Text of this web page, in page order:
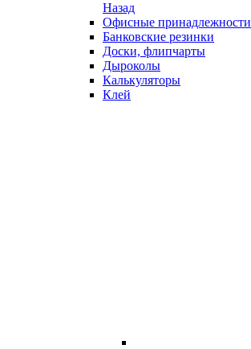
Назад
Офисные принадлежности
Банковские резинки
Доски, флипчарты
Дыроколы
Калькуляторы
Клей